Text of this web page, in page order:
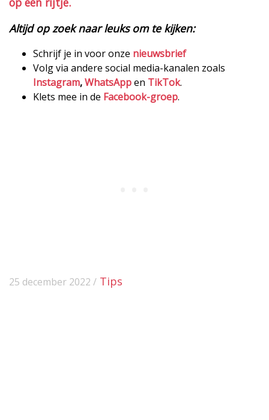
Altijd op zoek naar leuks om te kijken:
Schrijf je in voor onze nieuwsbrief
Volg via andere social media-kanalen zoals
Instagram,WhatsAppen TikTok.
Klets mee in de Facebook-groep.
25 december 2022 / Tips